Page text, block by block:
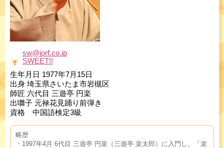
sw@jorf.co.jp
SWEET!!
生年月日 1977年7月15日
出身 埼玉県さいたま市岩槻区
師匠 六代目 三遊亭 円楽
出囃子 元禄花見踊り前弾き
資格 中国語検定3級
略歴
・1997年4月 6代目 三遊亭 円楽（三遊亭 楽太郎）に入門し、「楽